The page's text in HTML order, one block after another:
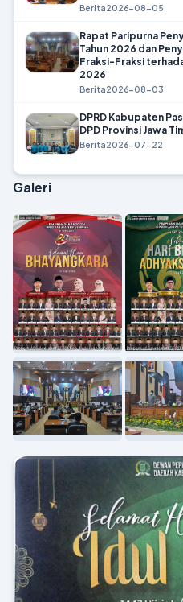
Berita2026-08-05
Rapat Paripurna
Tahun 2026 dan
Fraksi-Fraksi
2026
Berita2026-08-03
DPRD Kabupaten
DPD Provinsi Jawa
Berita2026-07-22
Galeri